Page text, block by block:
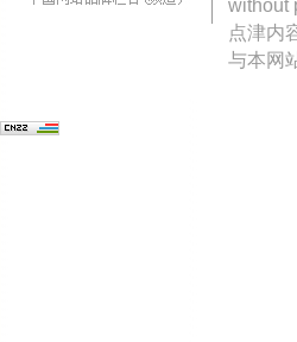
without
点津内
与本网